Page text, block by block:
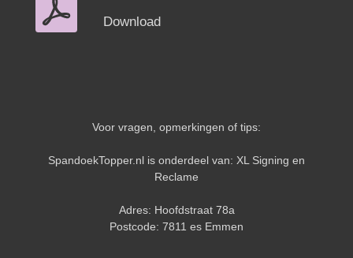
Download
Voor vragen, opmerkingen of tips:
SpandoekTopper.nl is onderdeel van: XL Signing en
Reclame
Adres: Hoofdstraat 78a
Postcode: 7811 es Emmen